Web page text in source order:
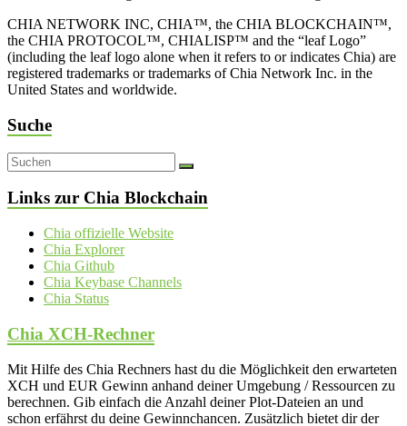
CHIA NETWORK INC, CHIA™, the CHIA BLOCKCHAIN™,
the CHIA PROTOCOL™, CHIALISP™ and the “leaf Logo”
(including the leaf logo alone when it refers to or indicates Chia) are
registered trademarks or trademarks of Chia Network Inc. in the
United States and worldwide.
Suche
Links zur Chia Blockchain
Chia offizielle Website
Chia Explorer
Chia Github
Chia Keybase Channels
Chia Status
Chia XCH-Rechner
Mit Hilfe des Chia Rechners hast du die Möglichkeit den erwarteten
XCH und EUR Gewinn anhand deiner Umgebung / Ressourcen zu
berechnen. Gib einfach die Anzahl deiner Plot-Dateien an und
schon erfährst du deine Gewinnchancen. Zusätzlich bietet dir der